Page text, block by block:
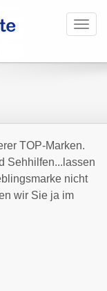
TOP-Marken.
Sehhilfen...lassen
nicht
wir Sie ja im